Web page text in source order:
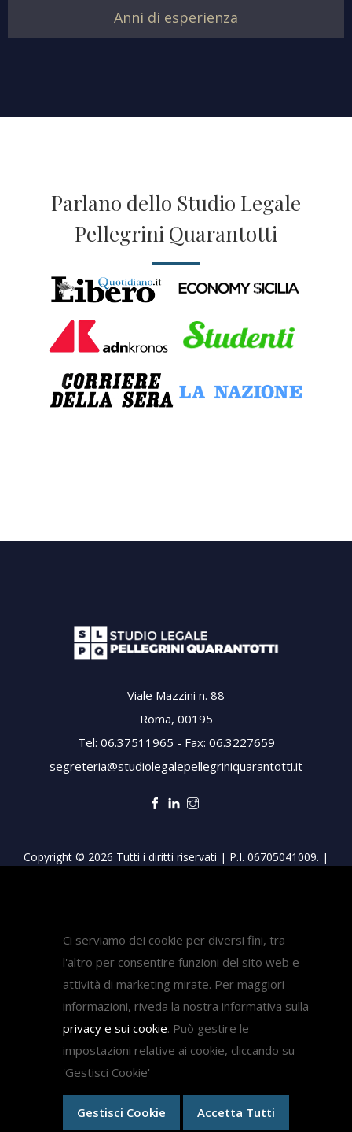
Ci serviamo dei cookie per diversi fini, tra
l'altro per consentire funzioni del sito web e
attività di marketing mirate. Per maggiori
informazioni, riveda la nostra informativa sulla
privacy e sui cookie. Può gestire le
impostazioni relative ai cookie, cliccando su
'Gestisci Cookie'
Gestisci Cookie Accetta Tutti
Anni di esperienza
Parlano dello Studio Legale
Pellegrini Quarantotti
Viale Mazzini n. 88
Roma, 00195
Tel: 06.37511965 - Fax: 06.3227659
segreteria@studiolegalepellegriniquarantotti.it
Copyright © 2026 Tutti i diritti riservati | P.I. 06705041009. |